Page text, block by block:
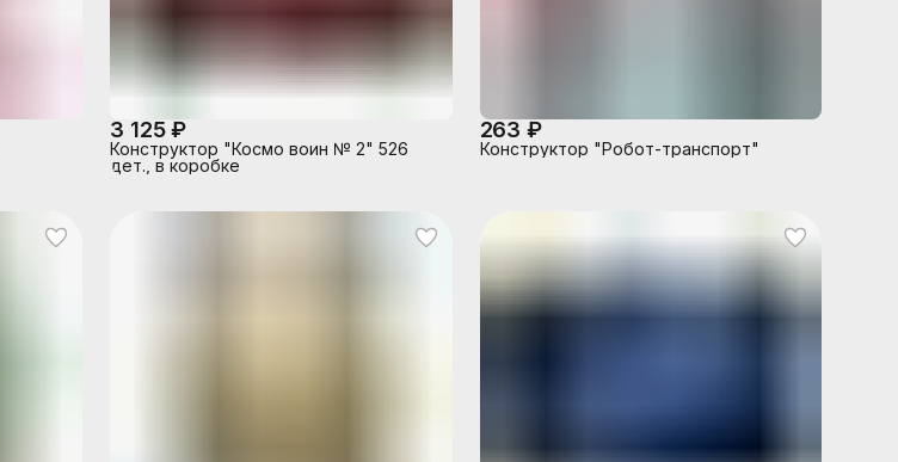
3 125 ₽
Конструктор "Космо воин № 2" 526
дет., в коробке
263 ₽
Конструктор "Робот-транспорт"